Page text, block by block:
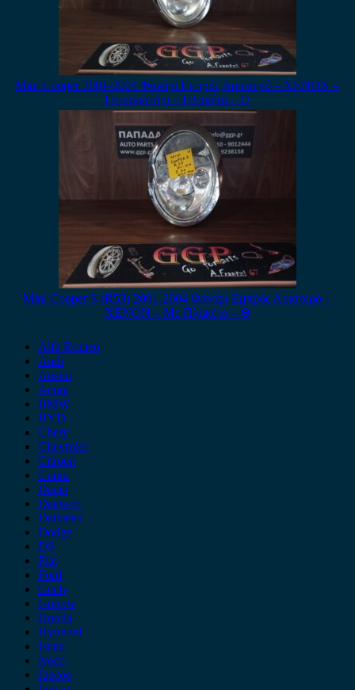
Mini Cooper 2001-2004 Φανάρι Εμπρός Αριστερό – XENON –
Πιτσιλιστήρι – Πλακέτα – Ο
Mini Cooper S (R53) 2001-2004 Φανάρι Εμπρός Αριστερό –
XENON – Με Πλακέτα – Θ
Alfa Romeo
Audi
Austin
Acura
BMW
BYD
Chery
Chevrolet
Citroen
Cupra
Dacia
Daewoo
Daihatsu
Dodge
DS
Fiat
Ford
Geely
Gonow
Honda
Hyundai
Isuzu
iveco
Jaecoo